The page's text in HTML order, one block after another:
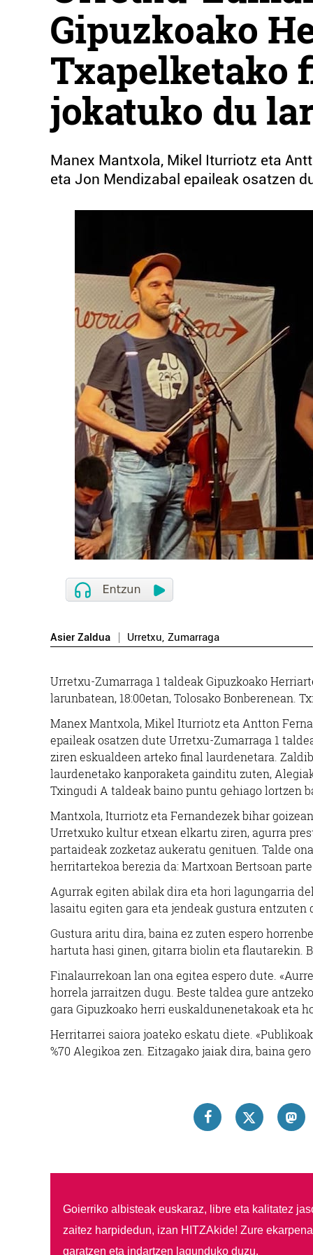
Gipuzkoako
Txapelketako
jokatuko du
Manex Mantxola, Mikel Iturriotz eta
eta Jon Mendizabal epaileak osatzen
Asier Zaldua Urretxu, Zumarraga
Urretxu-Zumarraga 1 taldeak Gipuzkoako
larunbatean, 18:00etan, Tolosako Bonberenean.
Manex Mantxola, Mikel Iturriotz eta Antton
epaileak osatzen dute Urretxu-Zumarraga 1
ziren eskualdeen arteko final laurdenetara.
laurdenetako kanporaketa gainditu zuten,
Txingudi A taldeak baino puntu gehiago lortzen
Mantxola, Iturriotz eta Fernandezek bihar
Urretxuko kultur etxean elkartu ziren, agurra
partaideak zozketaz aukeratu genituen. Talde
herritartekoa berezia da: Martxoan Bertsoan
Agurrak egiten abilak dira eta hori lagungarria
lasaitu egiten gara eta jendeak gustura entzuten
Gustura aritu dira, baina ez zuten espero
hartuta hasi ginen, gitarra biolin eta flautarekin.
Finalaurrekoan lan ona egitea espero dute.
horrela jarraitzen dugu. Beste taldea gure
gara Gipuzkoako herri euskaldunenetakoak eta
Herritarrei saiora joateko eskatu diete.
%70 Alegikoa zen. Eitzagako jaiak dira, baina
Goierriko albisteak euskaraz, libre eta kalitatez
zaitez harpidedun, izan HITZAkide! Zure
garatzen eta indartzen lagunduko duzu.